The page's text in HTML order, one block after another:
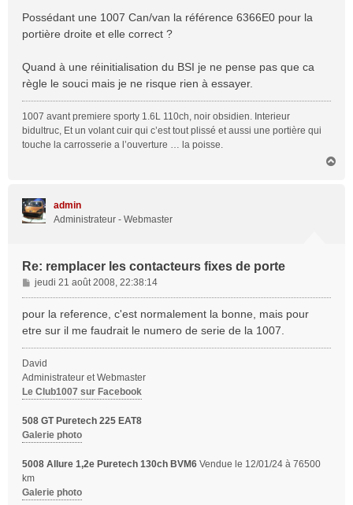
Possédant une 1007 Can/van la référence 6366E0 pour la
portière droite et elle correct ?
Quand à une réinitialisation du BSI je ne pense pas que ca
règle le souci mais je ne risque rien à essayer.
1007 avant premiere sporty 1.6L 110ch, noir obsidien. Interieur
bidultruc, Et un volant cuir qui c’est tout plissé et aussi une portière qui
touche la carrosserie a l’ouverture … la poisse.
admin
Administrateur - Webmaster
Re: remplacer les contacteurs fixes de porte
M
e
a
g
e
jeudi 21 août 2008, 22:38:14
pour la reference, c'est normalement la bonne, mais pour
etre sur il me faudrait le numero de serie de la 1007.
David
Administrateur et Webmaster
Le Club1007 sur Facebook
508 GT Puretech 225 EAT8
Galerie photo
5008 Allure 1,2e Puretech 130ch BVM6 Vendue le 12/01/24 à 76500
km
Galerie photo